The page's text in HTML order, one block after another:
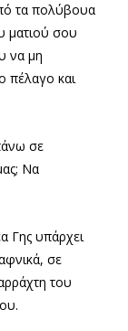
τα πολύβουα
ματιού σου
να μη
πέλαγο και
σε
Να
Γης υπάρχει
σε
του